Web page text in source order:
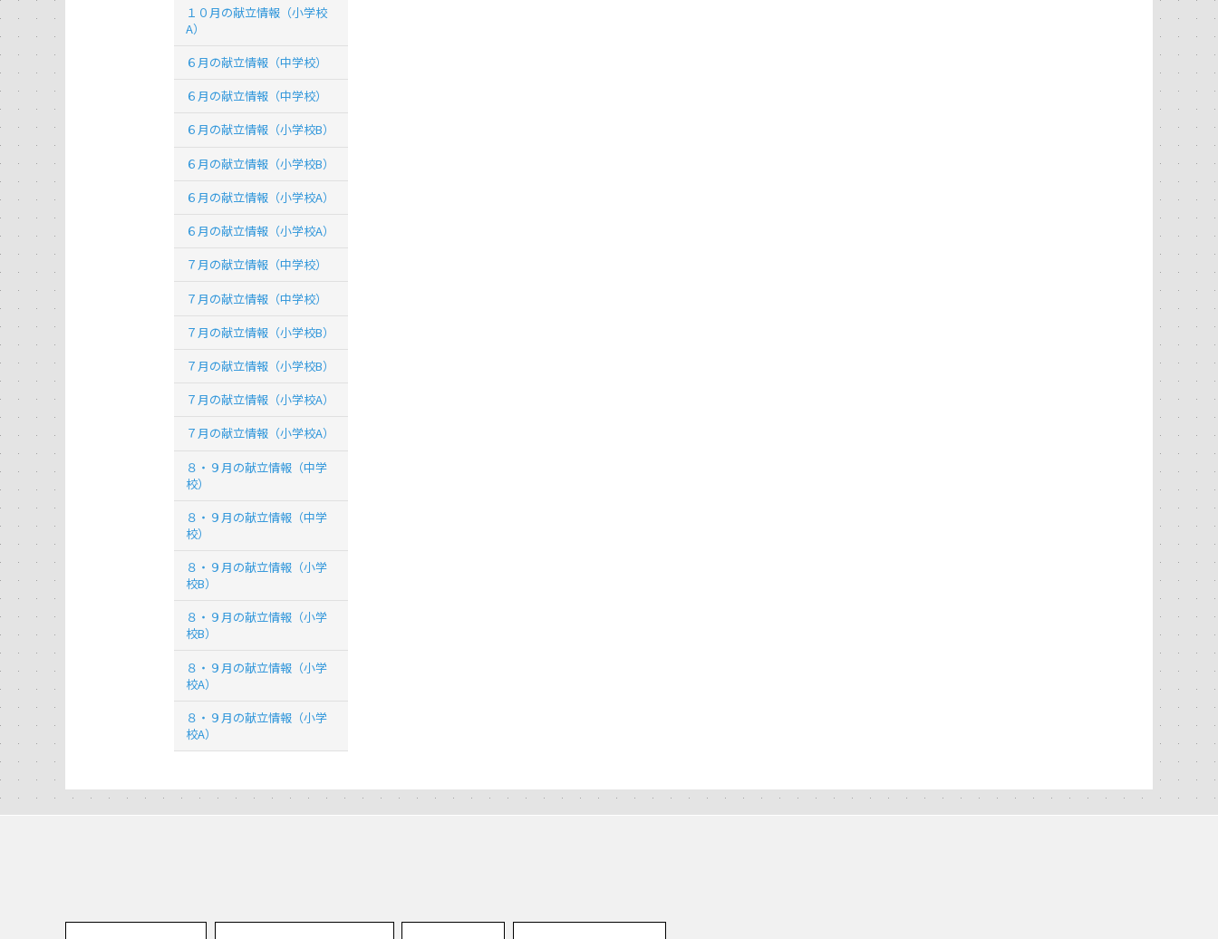
１０月の献立情報（小学校
A）
６月の献立情報（中学校）
６月の献立情報（中学校）
６月の献立情報（小学校B）
６月の献立情報（小学校B）
６月の献立情報（小学校A）
６月の献立情報（小学校A）
７月の献立情報（中学校）
７月の献立情報（中学校）
７月の献立情報（小学校B）
７月の献立情報（小学校B）
７月の献立情報（小学校A）
７月の献立情報（小学校A）
８・９月の献立情報（中学
校）
８・９月の献立情報（中学
校）
８・９月の献立情報（小学
校B）
８・９月の献立情報（小学
校B）
８・９月の献立情報（小学
校A）
８・９月の献立情報（小学
校A）